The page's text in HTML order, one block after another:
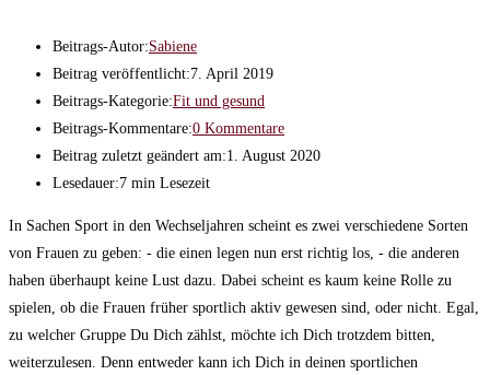
Beitrags-Autor:Sabiene
Beitrag veröffentlicht:7. April 2019
Beitrags-Kategorie:Fit und gesund
Beitrags-Kommentare:0 Kommentare
Beitrag zuletzt geändert am:1. August 2020
Lesedauer:7 min Lesezeit
In Sachen Sport in den Wechseljahren scheint es zwei verschiedene Sorten
von Frauen zu geben: - die einen legen nun erst richtig los, - die anderen
haben überhaupt keine Lust dazu. Dabei scheint es kaum keine Rolle zu
spielen, ob die Frauen früher sportlich aktiv gewesen sind, oder nicht. Egal,
zu welcher Gruppe Du Dich zählst, möchte ich Dich trotzdem bitten,
weiterzulesen. Denn entweder kann ich Dich in deinen sportlichen